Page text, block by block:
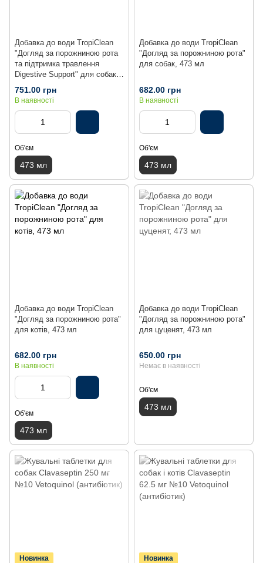
Добавка до води TropiClean
"Догляд за порожниною рота
та підтримка травлення
Digestive Support" для собак,
473 мл
751.00 грн
В наявності
Об'єм
473 мл
Добавка до води TropiClean
"Догляд за порожниною рота"
для собак, 473 мл
682.00 грн
В наявності
Об'єм
473 мл
Добавка до води TropiClean
"Догляд за порожниною рота"
для котів, 473 мл
682.00 грн
В наявності
Об'єм
473 мл
Добавка до води TropiClean
"Догляд за порожниною рота"
для цуценят, 473 мл
650.00 грн
Немає в наявності
Об'єм
473 мл
Новинка Новинка